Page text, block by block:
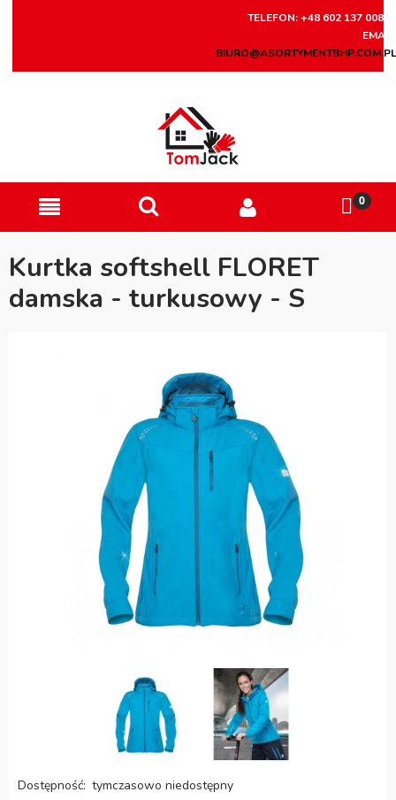
TELEFON: +48 602 137 008
EMAIL:
BIURO@ASORTYMENTBHP.COM.PL
Kurtka softshell FLORET
damska - turkusowy - S
Dostępność: tymczasowo niedostępny